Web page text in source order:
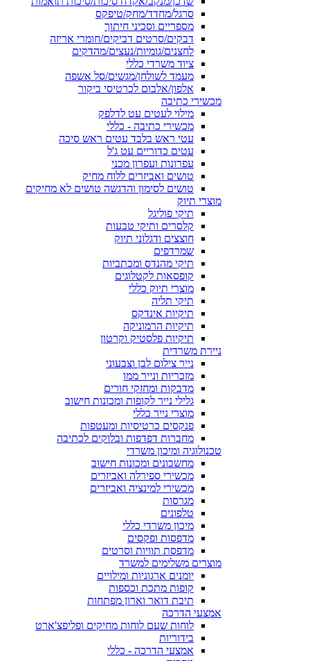
סרגל/מחדד/מחק/טיפקס
מספריים וסכיני חיתוך
דבקים/סרטים דביקים/חומרי אריזה
לחצנים/גומיות/נעצים/מהדקים
ציוד משרדי כללי
מעמד לשולחן/מגשים/סל אשפה
אלפון/אלבום לכרטיסי ביקור
מכשירי כתיבה
מילוי לעטים עט לדלפק
מכשירי כתיבה - כללי
עטי ראש בלבד עטים ראש סיכה
עטים כדוריים עט ג'ל
עפרונות ועפרון מכני
טושים ואביזרים ללוח מחיק
טושים לסימון והדגשה טושים לא מחיקים
מוצרי תיוק
תיקי פוליגל
קלסרים ותיקי טבעות
חוצצים ודגלוני תיוק
שמרדפים
תיקי מהנדס ומכתביות
קופסאות לקטלוגים
מוצרי תיוק כללי
תיקי תליה
תיקיות אינדקס
תיקיות הרמוניקה
תיקיות פלסטיק וקרטון
ניירת משרדית
נייר צילום לבן וצבעוני
מזכריות ונייר ממו
מדבקות ומחזקי חורים
גלילי נייר לקופות ומכונות חישוב
מוצרי נייר כללי
פנקסים כרטיסיות ומעטפות
מחברות דפדפות ובלוקים לכתיבה
טכנולוגיה ומיכון משרדי
מחשבונים ומכונות חישוב
מכשירי ספירלה ואביזרים
מכשירי למינציה ואביזרים
מגרסות
טלפונים
מיכון משרדי כללי
מדפסות ופקסים
מדפסת תוויות וסרטים
מוצרים משלימים למשרד
יומנים ארגוניות ומילויים
קופות מתכת וכספות
תיבת דואר וארון מפתחות
אמצעי הדרכה
לוחות שעם לוחות מחיקים ופליפצ'ארט
בידוריות
אמצעי הדרכה - כללי